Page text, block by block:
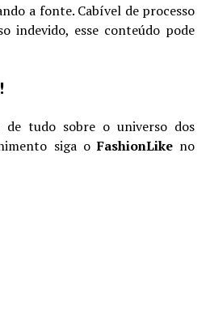
a fonte. Cabível de processo
indevido, esse conteúdo pode
tudo sobre o universo dos
siga oFashionLike no